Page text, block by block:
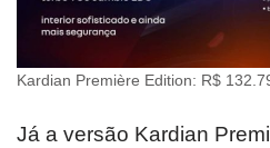
Kardian Première Edition: R$
Já a versão Kardian